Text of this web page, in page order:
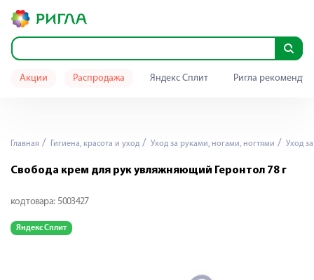
Акции Распродажа Яндекс Сплит Ригла
Главная Гигиена, красота и уход Уход за руками, ногами, ногтями Уход
Свобода крем для рук увляжняющий Геронтол 78 г
код товара: 5003427
Яндекс Сплит